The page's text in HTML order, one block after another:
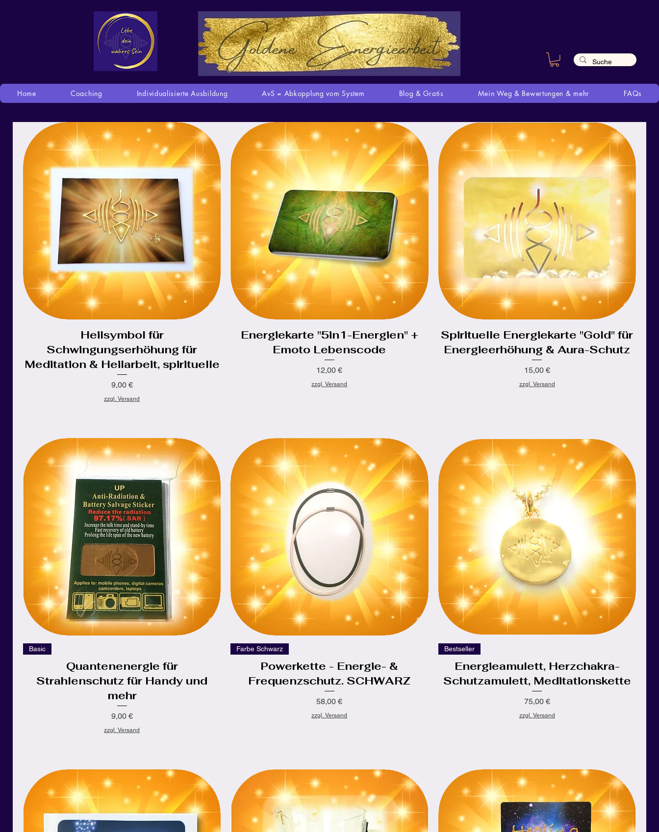
Home Coaching Individualisierte Ausbildung AvS = Abkopplung vom System Blog & Gratis Mein Weg & Bewertungen & mehr FAQs
Schnellansicht
Heilsymbol für
Schwingungserhöhung für
Meditation & Heilarbeit, spirituelle
Preis
9,00 €
zzgl. Versand
Schnellansicht
Energiekarte "5in1-Energien" +
Emoto Lebenscode
Preis
12,00 €
zzgl. Versand
Schnellansicht
Spirituelle Energiekarte "Gold" für
Energieerhöhung & Aura-Schutz
Preis
15,00 €
zzgl. Versand
Basic
Quantenenergie für
Strahlenschutz für Handy und
mehr
Preis
9,00 €
zzgl. Versand
Farbe Schwarz
Powerkette - Energie- &
Frequenzschutz. SCHWARZ
Preis
58,00 €
zzgl. Versand
Bestseller
Energieamulett, Herzchakra-
Schutzamulett, Meditationskette
Preis
75,00 €
zzgl. Versand